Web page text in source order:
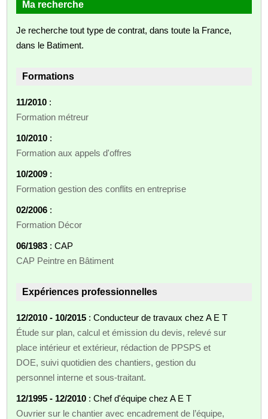
Ma recherche
Je recherche tout type de contrat, dans toute la France,
dans le Batiment.
Formations
11/2010 :
Formation métreur
10/2010 :
Formation aux appels d'offres
10/2009 :
Formation gestion des conflits en entreprise
02/2006 :
Formation Décor
06/1983 : CAP
CAP Peintre en Bâtiment
Expériences professionnelles
12/2010 - 10/2015 : Conducteur de travaux chez A E T
Étude sur plan, calcul et émission du devis, relevé sur
place intérieur et extérieur, rédaction de PPSPS et
DOE, suivi quotidien des chantiers, gestion du
personnel interne et sous-traitant.
12/1995 - 12/2010 : Chef d'équipe chez A E T
Ouvrier sur le chantier avec encadrement de l’équipe,